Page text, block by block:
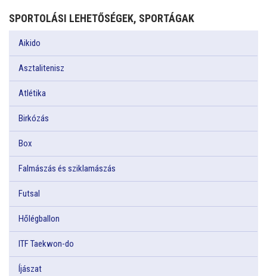
SPORTOLÁSI LEHETŐSÉGEK, SPORTÁGAK
Aikido
Asztalitenisz
Atlétika
Birkózás
Box
Falmászás és sziklamászás
Futsal
Hőlégballon
ITF Taekwon-do
Íjászat